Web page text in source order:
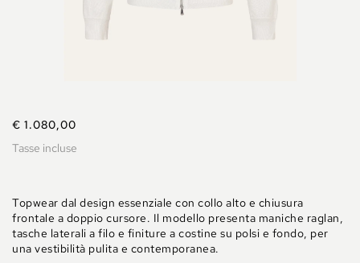
€ 1.080,00
Tasse incluse
Topwear dal design essenziale con collo alto e chiusura
frontale a doppio cursore. Il modello presenta maniche raglan,
tasche laterali a filo e finiture a costine su polsi e fondo, per
una vestibilità pulita e contemporanea.